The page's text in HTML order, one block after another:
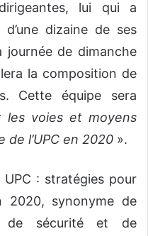
lui qui a
dizaine de ses
journée de dimanche
la composition de
Cette équipe sera
les voies et moyens
l’UPC en 2020 ».
: stratégies pour
2020, synonyme de
de sécurité et de